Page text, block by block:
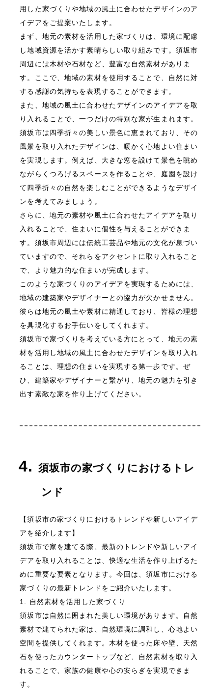
用した家づくりや地域の風土に合わせたデザインのア
イデアをご提案いたします。
まず、地元の素材を活用した家づくりは、環境に配慮
し地域資源を活かす素晴らしい取り組みです。須坂市
周辺には木材や石材など、豊富な自然素材がありま
す。ここで、地域の素材を使用することで、自然に対
する感謝の気持ちを表現することができます。
また、地域の風土に合わせたデザインのアイデアを取
り入れることで、一つだけの特別な家が生まれます。
須坂市は四季折々の美しい景色に恵まれており、その
風景を取り入れたデザインは、暖かく心地よい住まい
を実現します。例えば、大きな窓を設けて景色を眺め
ながらくつろげるスペースを作ることや、庭園を設け
て四季折々の自然を楽しむことができるようなデザイ
ンを考えてみましょう。
さらに、地元の素材や風土に合わせたアイデアを取り
入れることで、住まいに個性を与えることができま
す。須坂市周辺には伝統工芸品や地元の文化が息づい
ていますので、それらをアクセントに取り入れること
で、より魅力的な住まいが完成します。
このような家づくりのアイデアを実現するためには、
地域の建築家やデザイナーとの協力が欠かせません。
彼らは地元の風土や素材に精通しており、皆様の理想
を具現化するお手伝いをしてくれます。
須坂市で家づくりを考えている方にとって、地元の素
材を活用し地域の風土に合わせたデザインを取り入れ
ることは、理想の住まいを実現する第一歩です。ぜ
ひ、建築家やデザイナーと繋がり、地元の魅力を引き
出す素敵な家を作り上げてください。
須坂市の家づくりにおけるトレ
ンド
【須坂市の家づくりにおけるトレンドや新しいアイデ
アを紹介します】
須坂市で家を建てる際、最新のトレンドや新しいアイ
デアを取り入れることは、快適な生活を作り上げるた
めに重要な要素となります。今回は、須坂市における
家づくりの最新トレンドをご紹介いたします。
1. 自然素材を活用した家づくり
須坂市は自然に囲まれた美しい環境があります。自然
素材で建てられた家は、自然環境に調和し、心地よい
空間を提供してくれます。木材を使った床や壁、天然
石を使ったカウンタートップなど、自然素材を取り入
れることで、家族の健康や心の安らぎを実現できま
す。